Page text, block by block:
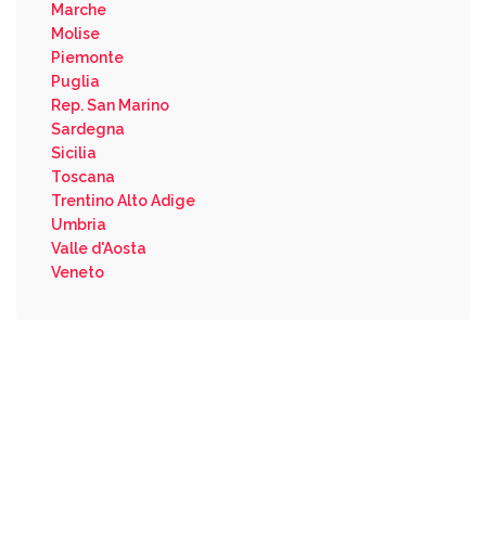
Marche
Molise
Piemonte
Puglia
Rep. San Marino
Sardegna
Sicilia
Toscana
Trentino Alto Adige
Umbria
Valle d'Aosta
Veneto